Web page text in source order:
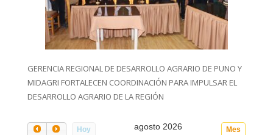
GERENCIA REGIONAL DE DESARROLLO AGRARIO DE PUNO Y
MIDAGRI FORTALECEN COORDINACIÓN PARA IMPULSAR EL
DESARROLLO AGRARIO DE LA REGIÓN
Hoy Mes
agosto 2026